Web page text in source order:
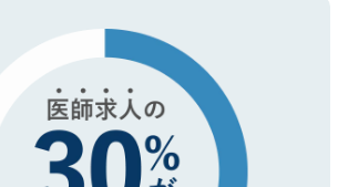
保持に関してもご安心ください。